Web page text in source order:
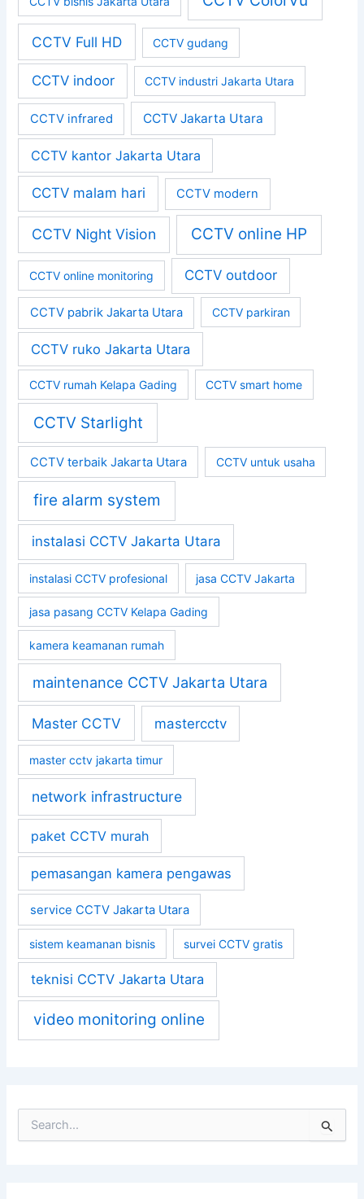
CCTV Full HD CCTV gudang
CCTV indoor CCTV industri Jakarta Utara
CCTV infrared CCTV Jakarta Utara
CCTV kantor Jakarta Utara
CCTV malam hari CCTV modern
CCTV Night Vision CCTV online HP
CCTV online monitoring CCTV outdoor
CCTV pabrik Jakarta Utara CCTV parkiran
CCTV ruko Jakarta Utara
CCTV rumah Kelapa Gading CCTV smart home
CCTV Starlight
CCTV terbaik Jakarta Utara CCTV untuk usaha
fire alarm system
instalasi CCTV Jakarta Utara
instalasi CCTV profesional jasa CCTV Jakarta
jasa pasang CCTV Kelapa Gading
kamera keamanan rumah
maintenance CCTV Jakarta Utara
Master CCTV mastercctv
master cctv jakarta timur
network infrastructure
paket CCTV murah
pemasangan kamera pengawas
service CCTV Jakarta Utara
sistem keamanan bisnis survei CCTV gratis
teknisi CCTV Jakarta Utara
video monitoring online
e